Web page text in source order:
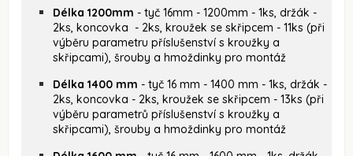
Délka 1200mm - tyč 16mm - 1200mm - 1ks, držák -
2ks, koncovka - 2ks, kroužek se skřipcem - 11ks (při
výběru parametru příslušenství s kroužky a
skřipcami), šrouby a hmoždinky pro montáž
Délka 1400 mm - tyč 16 mm - 1400 mm - 1ks, držák -
2ks, koncovka - 2ks, kroužek se skřipcem - 13ks (při
výběru parametrů příslušenství s kroužky a
skřipcami), šrouby a hmoždinky pro montáž